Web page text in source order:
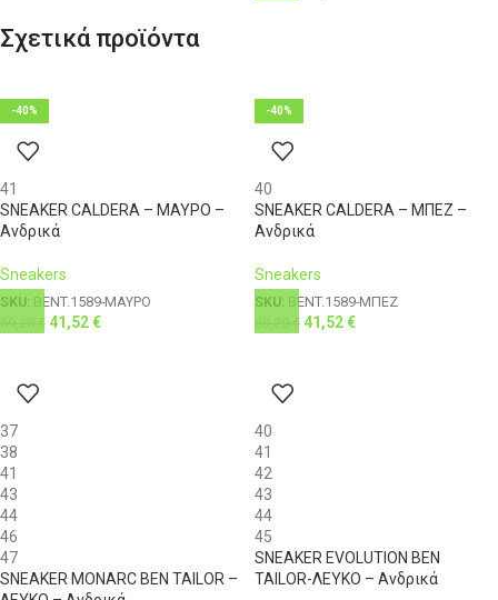
Σχετικά προϊόντα
-40%
41
SNEAKER CALDERA – ΜΑΥΡΟ –
Ανδρικά
Sneakers
SKU: BENT.1589-ΜΑΥΡΟ
€ 41,52€
-40%
40
SNEAKER CALDERA – ΜΠΕΖ –
Ανδρικά
Sneakers
SKU: BENT.1589-ΜΠΕΖ
€ 41,52€
37
38
41
43
44
46
47
SNEAKER MONARC BEN TAILOR –
40
41
42
43
44
45
SNEAKER EVOLUTION BEN
TAILOR-ΛΕΥΚΟ – Ανδρικά